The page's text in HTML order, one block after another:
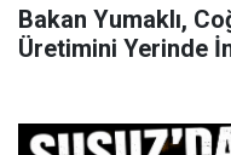
Bakan Yumaklı,
Üretimini Yerinde